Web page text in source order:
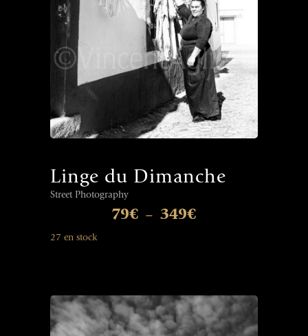
Linge du Dimanche
Street Photography
79€ – 349€
27 en stock